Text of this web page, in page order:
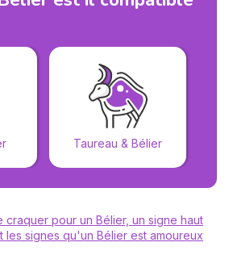
Taureau & Bélier
craquer pour un Bélier, un signe haut
les signes qu'un Bélier est amoureux